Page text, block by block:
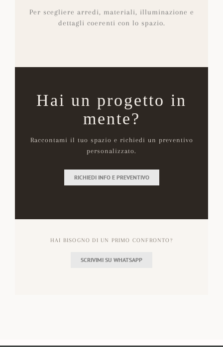
Per scegliere arredi, materiali, illuminazione e
dettagli coerenti con lo spazio.
Hai un progetto in
mente?
Raccontami il tuo spazio e richiedi un preventivo
personalizzato.
RICHIEDI INFO E PREVENTIVO
HAI BISOGNO DI UN PRIMO CONFRONTO?
SCRIVIMI SU WHATSAPP